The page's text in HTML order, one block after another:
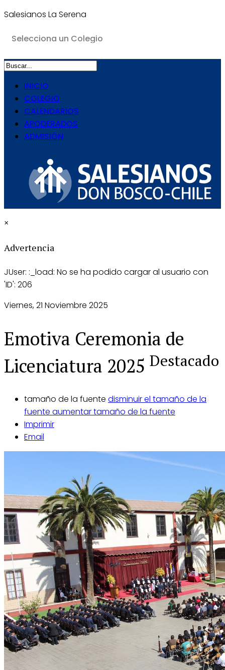
Salesianos La Serena
INICIO
COLEGIO
CALENDARIOS
APODERADOS
ADMISIÓN
×
Advertencia
JUser: :_load: No se ha podido cargar al usuario con
'ID': 206
Viernes, 21 Noviembre 2025
Emotiva Ceremonia de
Licenciatura 2025 Destacado
tamaño de la fuente disminuir el tamaño de la
fuente aumentar tamaño de la fuente
Imprimir
Email